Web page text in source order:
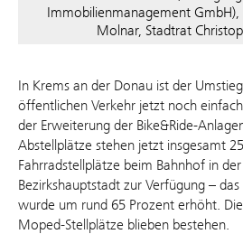
Immobilienmanagement GmbH),
Molnar, Stadtrat
In Krems an der Donau ist der
öffentlichen Verkehr jetzt noch
der Erweiterung der Bike&Ride-
Abstellplätze stehen jetzt insgesamt
Fahrradstellplätze beim Bahnhof in
Bezirkshauptstadt zur Verfügung –
wurde um rund 65 Prozent erhöht.
Moped-Stellplätze blieben bestehen.